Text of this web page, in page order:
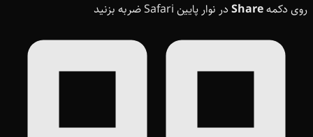
روی دکمهShare در نوار پایین Safari ضربه بزنید